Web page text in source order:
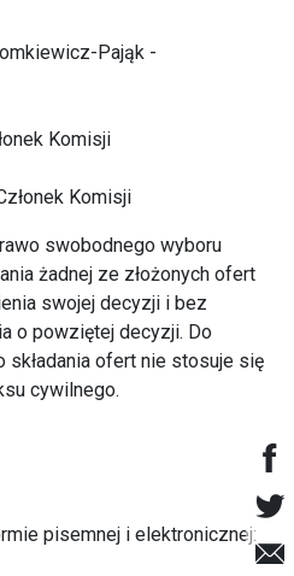
Pająk -
Komisji
Komisji
swobodnego wyboru
żadnej ze złożonych ofert
swojej decyzji i bez
o powziętej decyzji. Do
ofert nie stosuje się
cywilnego.
pisemnej i elektronicznej: